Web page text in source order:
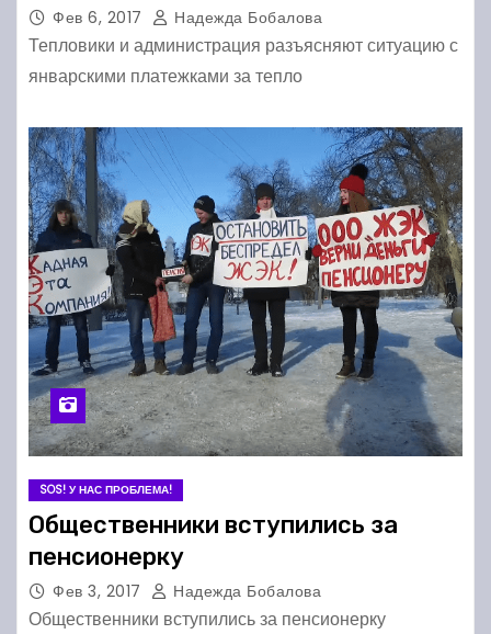
Фев 6, 2017 Надежда Бобалова
Тепловики и администрация разъясняют ситуацию с
январскими платежками за тепло
SOS! У НАС ПРОБЛЕМА!
Общественники вступились за
пенсионерку
Фев 3, 2017 Надежда Бобалова
Общественники вступились за пенсионерку